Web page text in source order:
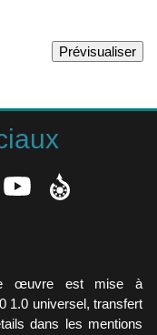
œuvre est mise à
1.0 universel, transfert
dans les mentions